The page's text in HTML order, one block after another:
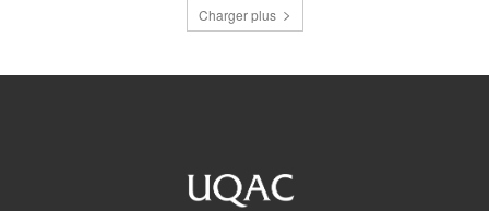
Charger plus